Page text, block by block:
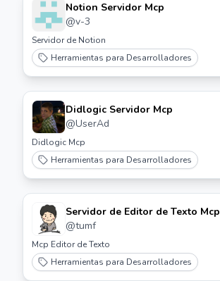
Notion Servidor Mcp
@v-3
Servidor de Notion
Herramientas para Desarrolladores
Didlogic Servidor Mcp
@UserAd
Didlogic Mcp
Herramientas para Desarrolladores
Servidor de Editor de Texto Mcp
@tumf
Mcp Editor de Texto
Herramientas para Desarrolladores